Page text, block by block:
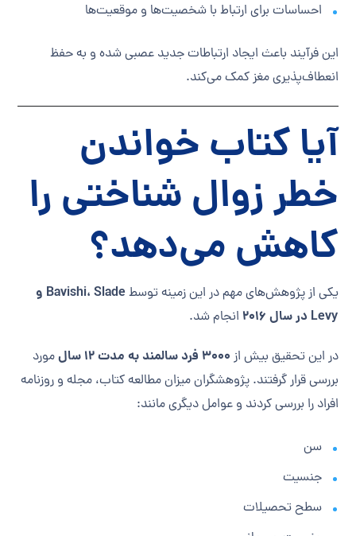
احساسات برای ارتباط با شخصیت‌ها و موقعیت‌ها
این فرآیند باعث ایجاد ارتباطات جدید عصبی شده و به حفظ
انعطاف‌پذیری مغز کمک می‌کند.
آیا کتاب خواندن
خطر زوال شناختی را
کاهش می‌دهد؟
یکی از پژوهش‌های مهم در این زمینه توسط
Bavishi، Slade و
Levy در سال ۲۰۱۶
انجام شد.
در این تحقیق بیش از ۳۰۰۰ فرد سالمند به مدت ۱۲ سال
مورد
بررسی قرار گرفتند. پژوهشگران میزان مطالعه کتاب، مجله و روزنامه
افراد را بررسی کردند و عوامل دیگری مانند:
سن
جنسیت
سطح تحصیلات